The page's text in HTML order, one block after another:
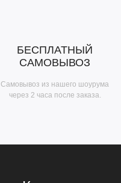
БЕСПЛАТНЫЙ
САМОВЫВОЗ
Самовывоз из нашего шоурума
через 2 часа после заказа.